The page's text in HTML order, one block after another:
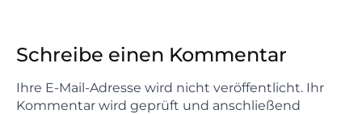
Schreibe einen Kommentar
Ihre E-Mail-Adresse wird nicht veröffentlicht. Ihr
Kommentar wird geprüft und anschließend